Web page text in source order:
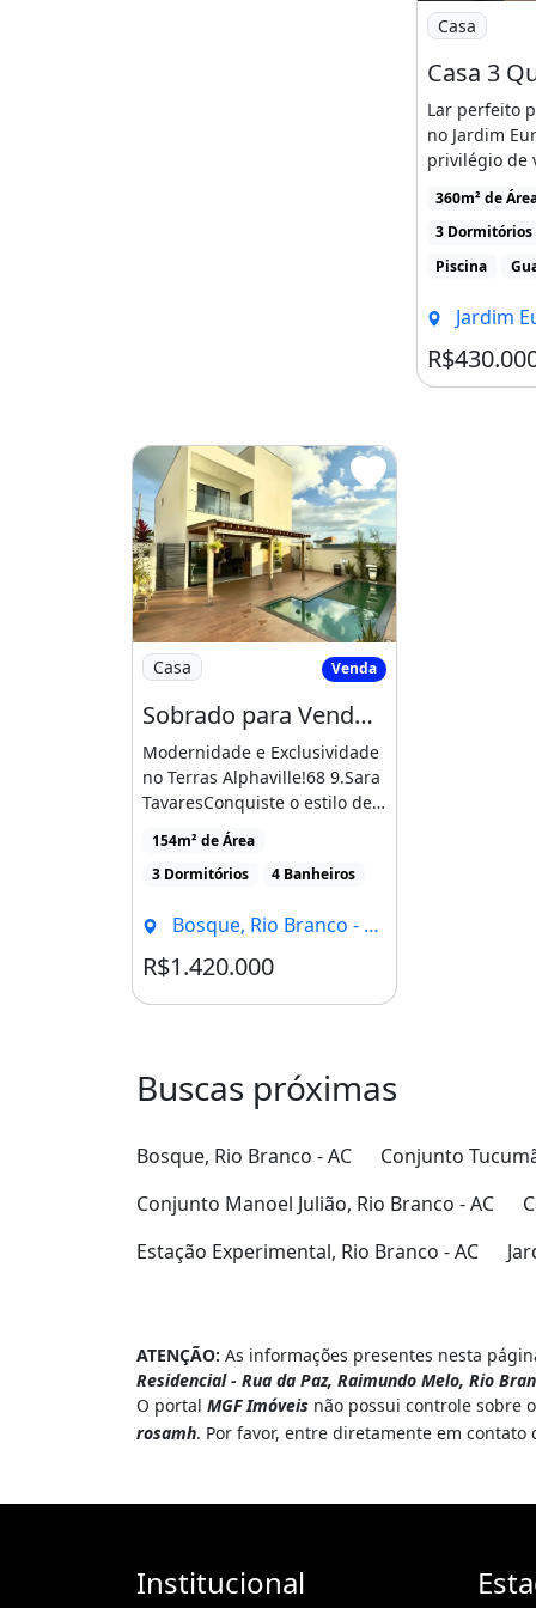
Piscina
Imóvel novo Imóvel mobiliado
Piscina
Varanda Área de serviço
Imagem:
Casa
Lar perfeito
no Jardim
privilégio de
casa que
360m² de
3 Dormitórios
Piscina
Jardim
Imagem: Sobrado para Venda com 3
Casa Venda
Sobrado para Venda com 3 Quartos em Aeroporto - Rio Branco - Ac
Modernidade e Exclusividade
no Terras Alphaville!68 9.Sara
TavaresConquiste o estilo de
vida que você [...]
154m² de Área
3 Dormitórios
4 Banheiros
Bosque, Rio Branco - AC
R$1.420.000
Buscas próximas
Bosque, Rio Branco - AC Conjunto
Conjunto Manoel Julião, Rio Branco - AC
Estação Experimental, Rio Branco - AC
ATENÇÃO: As informações presentes nesta
Residencial - Rua da Paz, Raimundo Melo, Rio
O portal MGF Imóveis não possui controle sobre
rosamh. Por favor, entre diretamente em contato
Institucional